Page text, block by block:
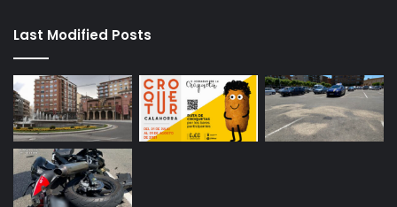
Last Modified Posts